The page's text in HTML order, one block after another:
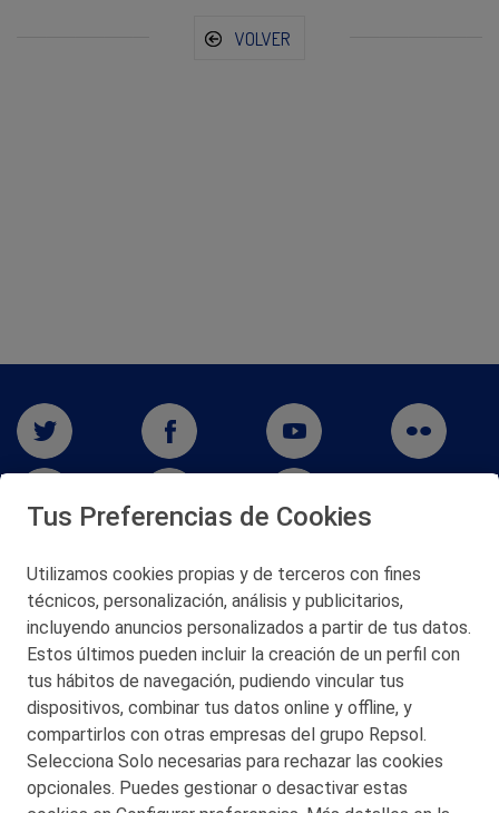
VOLVER
San Martín 5-Edificio Muñatones,
48550 Muskiz (Bizkaia)
Telf. 946 357 000
© 2026 Petronor S.A.
CONTACTO
Tus Preferencias de Cookies
Utilizamos cookies propias y de terceros con fines
técnicos, personalización, análisis y publicitarios,
incluyendo anuncios personalizados a partir de tus datos.
Estos últimos pueden incluir la creación de un perfil con
tus hábitos de navegación, pudiendo vincular tus
dispositivos, combinar tus datos online y offline, y
compartirlos con otras empresas del grupo Repsol.
Selecciona Solo necesarias para rechazar las cookies
opcionales. Puedes gestionar o desactivar estas